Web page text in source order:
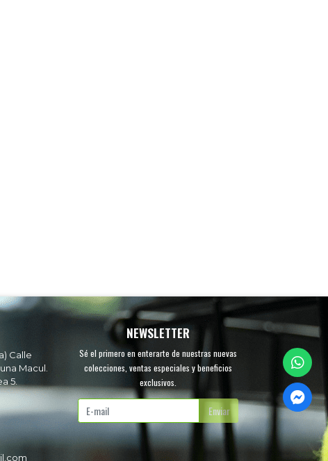
Calle
Macul.
5.
NEWSLETTER
Sé el primero en enterarte de nuestras nuevas
colecciones, ventas especiales y beneficios
exclusivos.
Enviar